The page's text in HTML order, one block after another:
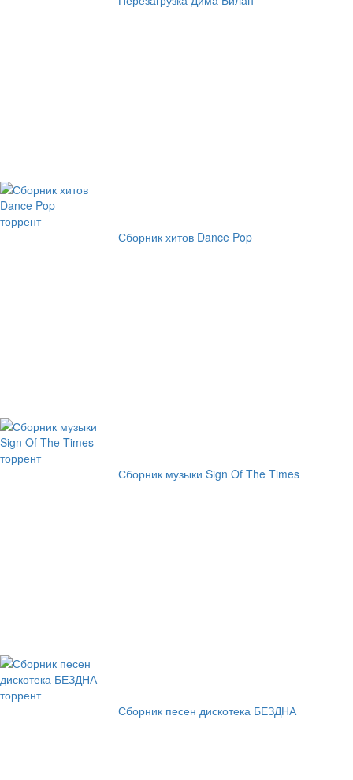
Сборник хитов Dance Pop
Сборник музыки Sign Of The Times
Сборник песен дискотека БЕЗДНА